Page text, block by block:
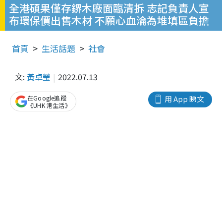
全港碩果僅存鎅木廠面臨清拆 志記負責人宣
布環保價出售木材 不願心血淪為堆填區負擔
首頁 生活話題 社會
文: 黃卓瑩 2022.07.13
用 App 睇文
在Google追蹤
《UHK 港生活》